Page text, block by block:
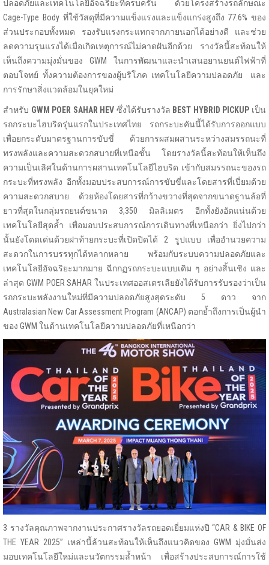
ปลอดภัยและเทคโนโลยีอัจฉริยะที่ครบครัน ด้วยโครงสร้างรถลักษณะ
Cage-Type Body ที่ใช้วัสดุที่มีความแข็งแรงและแข็งแกร่งสูงถึง 77.6% ของ
ส่วนประกอบทั้งหมด รองรับแรงกระแทกจากภายนอกได้อย่างดี และช่วย
ลดความรุนแรงได้เมื่อเกิดเหตุการณ์ไม่คาดฝันอีกด้วย รางวัลนี้สะท้อนให้
เห็นถึงความมุ่งมั่นของ GWM ในการพัฒนาและนำเสนอยานยนต์ไฟฟ้าที่
ตอบโจทย์ ทั้งความต้องการของผู้บริโภค เทคโนโลยีความปลอดภัย และ
การรักษาสิ่งแวดล้อมในยุคใหม่
สำหรับ GWM POER SAHAR HEV ซึ่งได้รับรางวัล BEST HYBRID PICKUP เป็น
รถกระบะไฮบริดรุ่นแรกในประเทศไทย รถกระบะคันนี้ได้รับการออกแบบ
เพื่อยกระดับมาตรฐานการขับขี่ ด้วยการผสมผสานระหว่างสมรรถนะที่
ทรงพลังและความสะดวกสบายที่เหนือชั้น โดยรางวัลนี้สะท้อนให้เห็นถึง
ความเป็นเลิศในด้านการผสานเทคโนโลยีไฮบริด เข้ากับสมรรถนะของรถ
กระบะที่ทรงพลัง อีกทั้งมอบประสบการณ์การขับขี่และโดยสารที่เปี่ยมด้วย
ความสะดวกสบาย ด้วยห้องโดยสารที่กว้างขวางที่สุดจากขนาดฐานล้อที่
ยาวที่สุดในกลุ่มรถยนต์ขนาด 3,350 มิลลิเมตร อีกทั้งยังอัดแน่นด้วย
เทคโนโลยีสุดล้ำ เพื่อมอบประสบการณ์การเดินทางที่เหนือกว่า ยิ่งไปกว่า
นั้นยังโดดเด่นด้วยฝาท้ายกระบะที่เปิดปิดได้ 2 รูปแบบ เพื่ออำนวยความ
สะดวกในการบรรทุกได้หลากหลาย พร้อมกับระบบความปลอดภัยและ
เทคโนโลยีอัจฉริยะมากมาย ฉีกกฏรถกระบะแบบเดิม ๆ อย่างสิ้นเชิง และ
ล่าสุด GWM POER SAHAR ในประเทศออสเตรเลียยังได้รับการรับรองว่าเป็น
รถกระบะพลังงานใหม่ที่มีความปลอดภัยสูงสุดระดับ 5 ดาว จาก
Australasian New Car Assessment Program (ANCAP) ตอกย้ำถึงการเป็นผู้นำ
ของ GWM ในด้านเทคโนโลยีความปลอดภัยที่เหนือกว่า
3 รางวัลคุณภาพจากงานประกาศรางวัลรถยอดเยี่ยมแห่งปี “CAR & BIKE OF
THE YEAR 2025” เหล่านี้ล้วนสะท้อนให้เห็นถึงแนวคิดของ GWM มุ่งมั่นส่ง
มอบเทคโนโลยีใหม่และนวัตกรรมล้ำหน้า เพื่อสร้างประสบการณ์การใช้